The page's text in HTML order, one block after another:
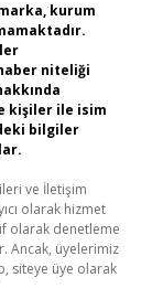
kurum
niteliği
kişiler ile isim
bilgiler
ve İletişim
olarak hizmet
olarak denetleme
Ancak, üyelerimiz
siteye üye olarak